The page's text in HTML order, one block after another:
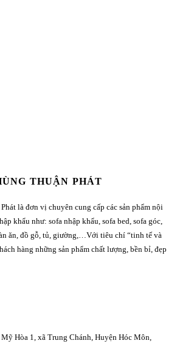
THUẬN PHÁT
là đơn vị chuyên cung cấp các sản phẩm nội
khẩu như: sofa nhập khẩu, sofa bed, sofa góc,
ăn, đồ gỗ, tủ, giường,…Với tiêu chí “tinh tế và
hàng những sản phẩm chất lượng, bền bỉ, đẹp
Hòa 1, xã Trung Chánh, Huyện Hóc Môn,